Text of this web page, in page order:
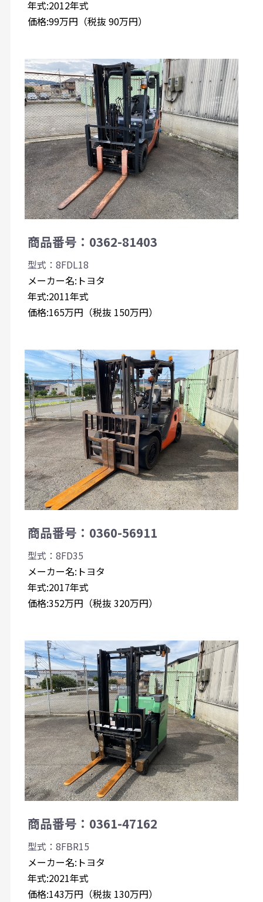
年式:2012年式
価格:99万円（税抜 90万円）
商品番号：0362-81403
型式：8FDL18
メーカー名:トヨタ
年式:2011年式
価格:165万円（税抜 150万円）
商品番号：0360-56911
型式：8FD35
メーカー名:トヨタ
年式:2017年式
価格:352万円（税抜 320万円）
商品番号：0361-47162
型式：8FBR15
メーカー名:トヨタ
年式:2021年式
価格:143万円（税抜 130万円）